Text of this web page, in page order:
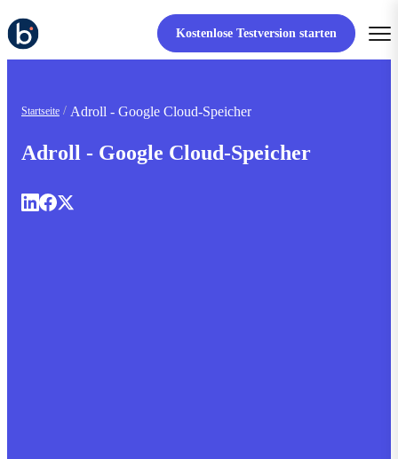
Kostenlose Testversion starten
Startseite Adroll - Google Cloud-Speicher
Adroll - Google Cloud-Speicher